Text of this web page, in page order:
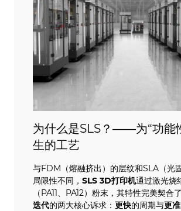
为什么是SLS？——为“功能
生的工艺
与FDM（熔融挤出）的层纹和SLA（光
局限性不同， SLS 3D打印机通过激光烧
（PA11、PA12）粉末，其特性完美契合了
迭代的两大核心诉求： 更快的周期与更准